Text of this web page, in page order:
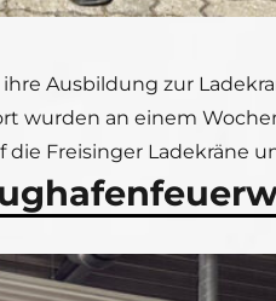
Ausbildung zur
wurden an einem
Freisinger Ladekräne